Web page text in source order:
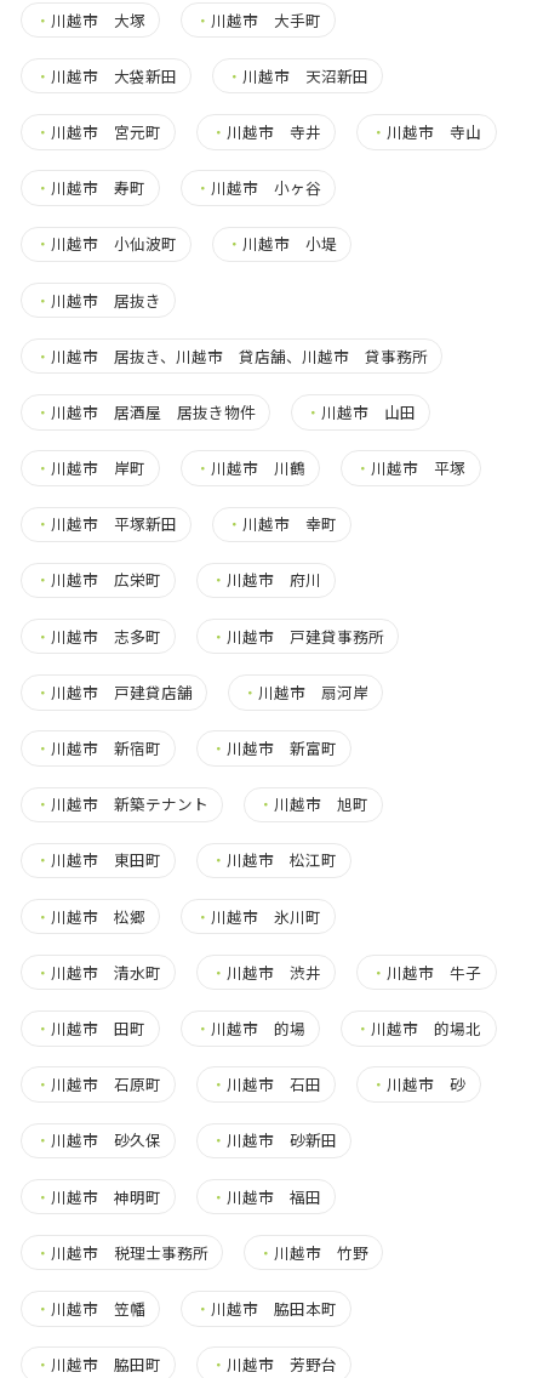
・ 川越市 大塚 ・ 川越市 大手町
・ 川越市 大袋新田 ・ 川越市 天沼新田
・ 川越市 宮元町 ・ 川越市 寺井 ・ 川越市 寺山
・ 川越市 寿町 ・ 川越市 小ヶ谷
・ 川越市 小仙波町 ・ 川越市 小堤
・ 川越市 居抜き
・ 川越市 居抜き、川越市 貸店舗、川越市 貸事務所
・ 川越市 居酒屋 居抜き物件 ・ 川越市 山田
・ 川越市 岸町 ・ 川越市 川鶴 ・ 川越市 平塚
・ 川越市 平塚新田 ・ 川越市 幸町
・ 川越市 広栄町 ・ 川越市 府川
・ 川越市 志多町 ・ 川越市 戸建貸事務所
・ 川越市 戸建貸店舗 ・ 川越市 扇河岸
・ 川越市 新宿町 ・ 川越市 新富町
・ 川越市 新築テナント ・ 川越市 旭町
・ 川越市 東田町 ・ 川越市 松江町
・ 川越市 松郷 ・ 川越市 氷川町
・ 川越市 清水町 ・ 川越市 渋井 ・ 川越市 牛子
・ 川越市 田町 ・ 川越市 的場 ・ 川越市 的場北
・ 川越市 石原町 ・ 川越市 石田 ・ 川越市 砂
・ 川越市 砂久保 ・ 川越市 砂新田
・ 川越市 神明町 ・ 川越市 福田
・ 川越市 税理士事務所 ・ 川越市 竹野
・ 川越市 笠幡 ・ 川越市 脇田本町
・ 川越市 脇田町 ・ 川越市 芳野台